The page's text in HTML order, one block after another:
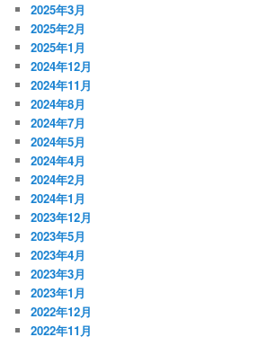
2025年3月
2025年2月
2025年1月
2024年12月
2024年11月
2024年8月
2024年7月
2024年5月
2024年4月
2024年2月
2024年1月
2023年12月
2023年5月
2023年4月
2023年3月
2023年1月
2022年12月
2022年11月